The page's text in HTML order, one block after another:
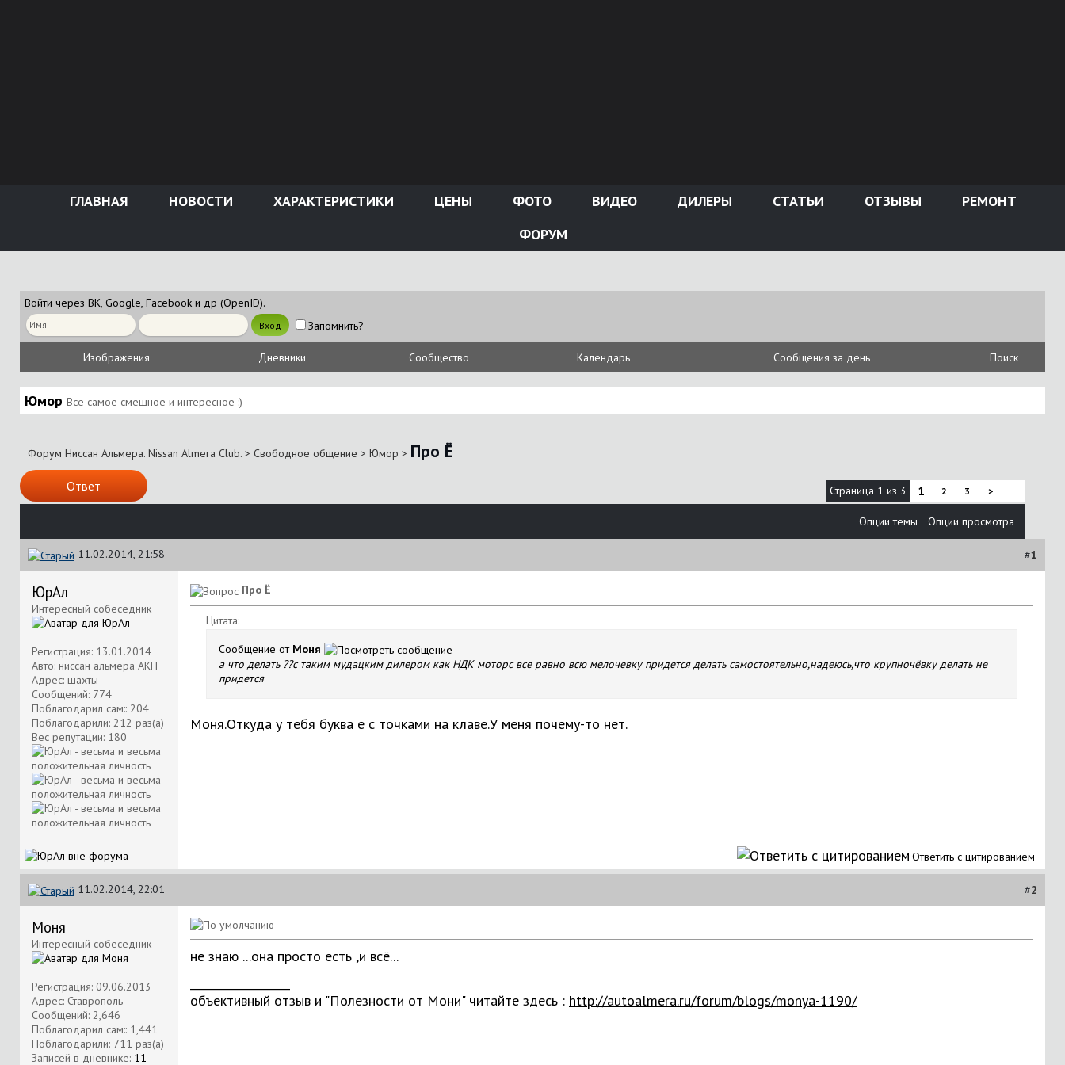
ГЛАВНАЯ НОВОСТИ ХАРАКТЕРИСТИКИ ЦЕНЫ ФОТО ВИДЕО ДИЛЕРЫ СТАТЬИ ОТЗЫВЫ
РЕМОНТ
ФОРУМ
Войти через ВК, Google, Facebook и др (OpenID).
Запомнить?
Изображения Дневники Сообщество Календарь Сообщения за день Поиск
Юмор Все самое смешное и интересное :)
Форум Ниссан Альмера. Nissan Almera Club. > Свободное общение > Юмор > Про Ё
Ответ Страница 1 из 3 1 2 3 >
Опции темы Опции просмотра
11.02.2014, 21:58 #1
ЮрАл
Интересный собеседник
Регистрация: 13.01.2014
Авто: ниссан альмера АКП
Адрес: шахты
Сообщений: 774
Поблагодарил сам:: 204
Поблагодарили: 212 раз(а)
Вес репутации: 180
Про Ё
Цитата:
Сообщение от Моня
а что делать ??с таким мудацким дилером как НДК моторс все равно всю мелочевку придется делать самостоятельно,надеюсь,что крупночёвку делать не
придется
Моня.Откуда у тебя буква е с точками на клаве.У меня почему-то нет.
Ответить с цитированием
11.02.2014, 22:01 #2
Моня
Интересный собеседник
Регистрация: 09.06.2013
Адрес: Ставрополь
Сообщений: 2,646
Поблагодарил сам:: 1,441
Поблагодарили: 711 раз(а)
Записей в дневнике: 11
не знаю ...она просто есть ,и всё...
объективный отзыв и "Полезности от Мони" читайте здесь : http://autoalmera.ru/forum/blogs/monya-1190/